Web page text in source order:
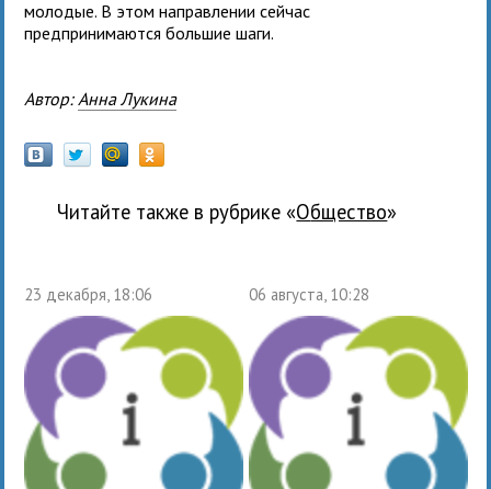
молодые. В этом направлении сейчас
предпринимаются большие шаги.
Автор: Анна Лукина
Читайте также в рубрике « общество»
23 декабря, 18:06 06 августа, 10:28